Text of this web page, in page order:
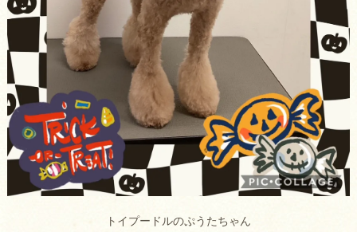
トイプードルのぷうたちゃん